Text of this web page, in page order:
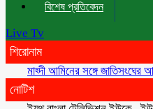
বিশেষ প্রতিবেদন
Live Tv
শিরোনাম
মাহ্দী আমিনের সঙ্গে জাতিসংঘের আবাসিক
নোটিশ